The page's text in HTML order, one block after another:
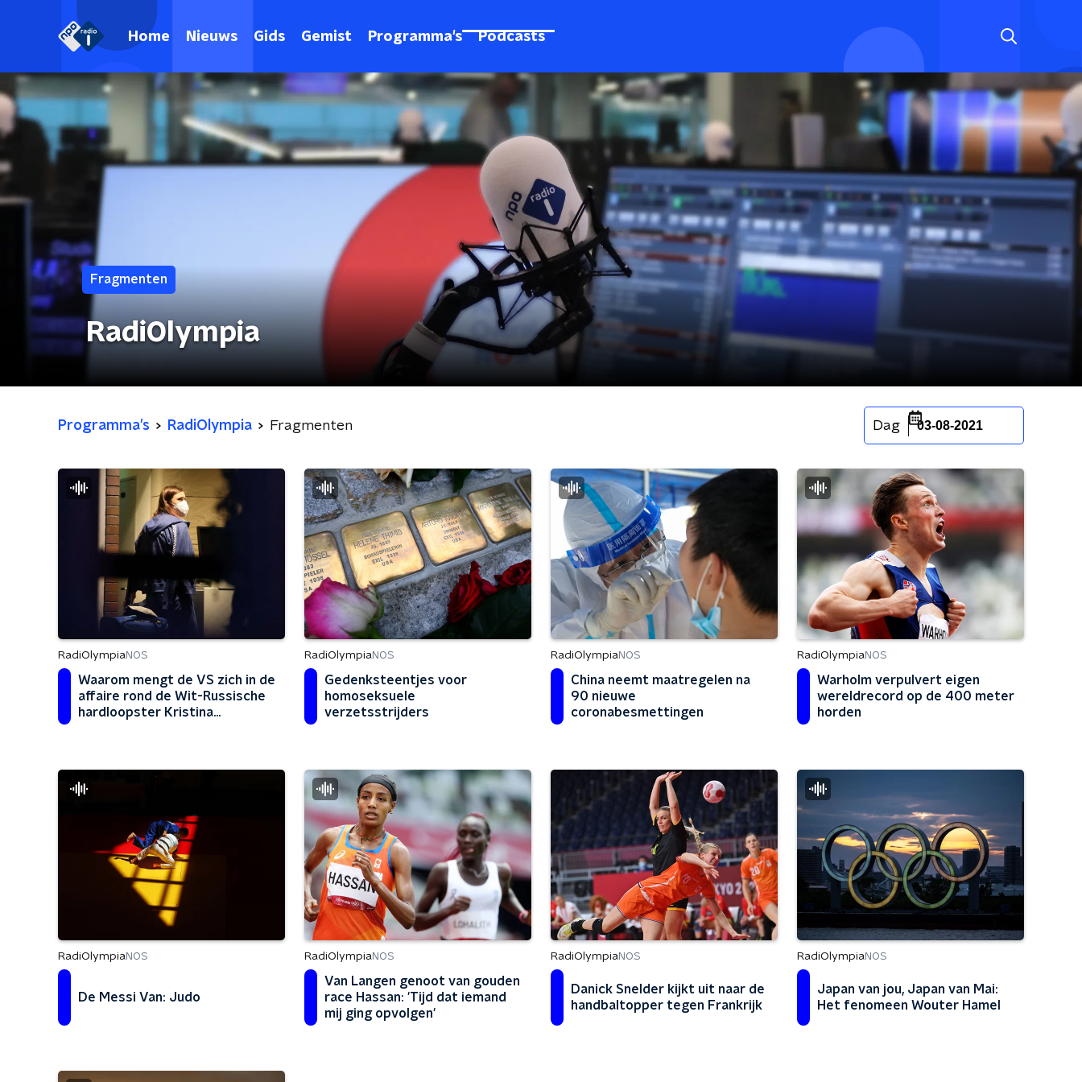
Home Nieuws Gids Gemist Programma's Podcasts
Fragmenten
RadiOlympia
Programma's RadiOlympia Fragmenten Dag 03-08-2021
RadiOlympiaNOS
Waarom mengt de VS zich in de
affaire rond de Wit-Russische
hardloopster Kristina
RadiOlympiaNOS
Gedenksteentjes voor
homoseksuele
verzetsstrijders
RadiOlympiaNOS
China neemt maatregelen na
90 nieuwe
coronabesmettingen
RadiOlympiaNOS
Warholm verpulvert eigen
wereldrecord op de 400 meter
horden
RadiOlympiaNOS
De Messi Van: Judo
RadiOlympiaNOS
Van Langen genoot van gouden
race Hassan: 'Tijd dat iemand
mij ging opvolgen'
RadiOlympiaNOS
Danick Snelder kijkt uit naar de
handbaltopper tegen Frankrijk
RadiOlympiaNOS
Japan van jou, Japan van Mai:
Het fenomeen Wouter Hamel